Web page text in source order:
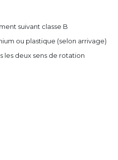
suivant classe B
ou plastique (selon arrivage)
les deux sens de rotation